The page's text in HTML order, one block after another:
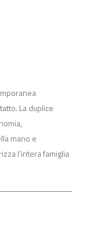
La duplice
mano e
l’intera famiglia